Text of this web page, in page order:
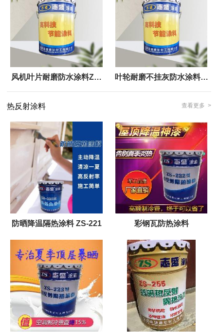
风机叶片耐磨防水涂料ZS- 叶轮耐磨不挂灰防水涂料志
热反射涂料
查看更多 >
防晒降温隔热涂料 ZS-221 彩钢瓦防热涂料